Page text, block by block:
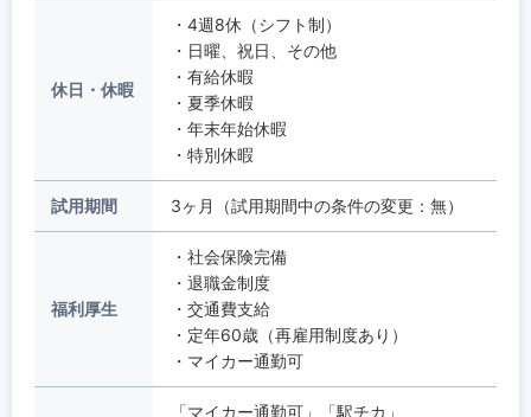
休日・休暇
・4週8休（シフト制）
・日曜、祝日、その他
・有給休暇
・夏季休暇
・年末年始休暇
・特別休暇
試用期間 3ヶ月（試用期間中の条件の変更：無）
福利厚生
・社会保険完備
・退職金制度
・交通費支給
・定年60歳（再雇用制度あり）
・マイカー通勤可
「マイカー通勤可」「駅チカ」